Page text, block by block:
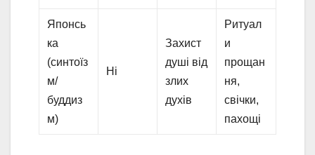
Японсь
ка
(синтоїз
м/
буддиз
м)
Ні
Захист
душі від
злих
духів
Ритуал
и
прощан
ня,
свічки,
пахощі